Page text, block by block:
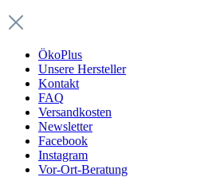
ÖkoPlus
Unsere Hersteller
Kontakt
FAQ
Versandkosten
Newsletter
Facebook
Instagram
Vor-Ort-Beratung